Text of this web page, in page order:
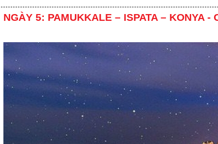
NGÀY 5: PAMUKKALE – ISPATA – KONYA